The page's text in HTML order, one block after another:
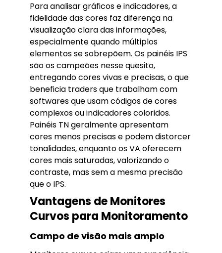
Para analisar gráficos e indicadores, a
fidelidade das cores faz diferença na
visualização clara das informações,
especialmente quando múltiplos
elementos se sobrepõem. Os painéis IPS
são os campeões nesse quesito,
entregando cores vivas e precisas, o que
beneficia traders que trabalham com
softwares que usam códigos de cores
complexos ou indicadores coloridos.
Painéis TN geralmente apresentam
cores menos precisas e podem distorcer
tonalidades, enquanto os VA oferecem
cores mais saturadas, valorizando o
contraste, mas sem a mesma precisão
que o IPS.
Vantagens de Monitores
Curvos para Monitoramento
Campo de visão mais amplo